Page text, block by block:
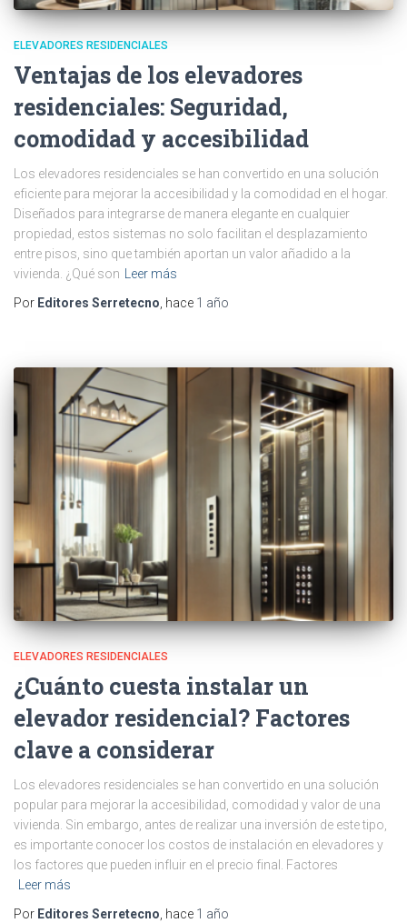
ELEVADORES RESIDENCIALES
Ventajas de los elevadores
residenciales: Seguridad,
comodidad y accesibilidad
Los elevadores residenciales se han convertido en una solución
eficiente para mejorar la accesibilidad y la comodidad en el hogar.
Diseñados para integrarse de manera elegante en cualquier
propiedad, estos sistemas no solo facilitan el desplazamiento
entre pisos, sino que también aportan un valor añadido a la
vivienda. ¿Qué son Leer más
Por Editores Serretecno, hace 1 año
ELEVADORES RESIDENCIALES
¿Cuánto cuesta instalar un
elevador residencial? Factores
clave a considerar
Los elevadores residenciales se han convertido en una solución
popular para mejorar la accesibilidad, comodidad y valor de una
vivienda. Sin embargo, antes de realizar una inversión de este tipo,
es importante conocer los costos de instalación en elevadores y
los factores que pueden influir en el precio final. Factores
Leer más
Por Editores Serretecno , hace 1 año